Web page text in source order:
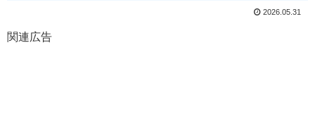
2026.05.31
関連広告